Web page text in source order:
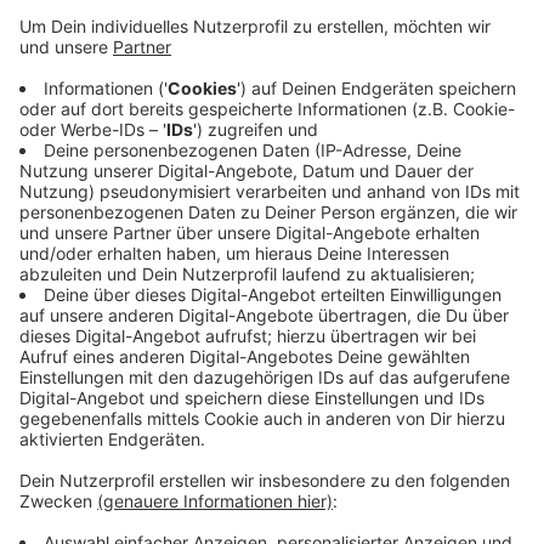
Verzichten muss Funkel dabei auf Abwehrchef Kaan
Ayhan, der nach seiner fünften gelben Karte gesperrt
ist. Außerdem fehlen Markus Suttner, Marcel
Sobottka, Thomas Pledl, Kenan Karaman und Kevin
Stöger verletzt oder krankheitsbedingt. Anpfiff ist
heute Nachmittag um 15:30 Uhr, wir sind dann wie
gewohnt live dabei.
Anzeige